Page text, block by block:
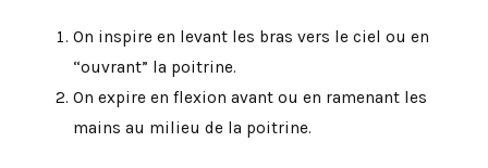
On inspire en levant les bras vers le ciel ou en
“ouvrant” la poitrine.
On expire en flexion avant ou en ramenant les
mains au milieu de la poitrine.